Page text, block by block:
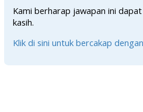
Kami berharap jawapan ini
kasih.
Klik di sini untuk bercakap